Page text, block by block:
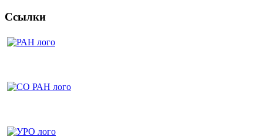
Ссылки